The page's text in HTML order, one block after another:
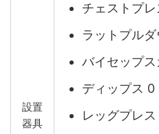
設置
器具
チェストプレ
ラットプル
バイセップ
ディップス 0
レッグプレス